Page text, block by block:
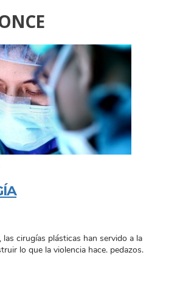
cirugías plásticas han servido a la
lo que la violencia hace. pedazos.